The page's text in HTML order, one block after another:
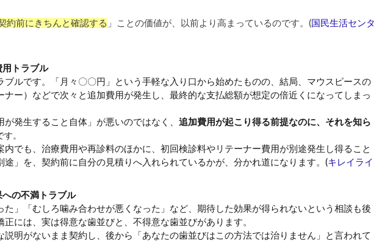
約前にきちんと確認する 」ことの価値が、以前より高まっているのです。(国民生活センタ
用トラブル
ブルです。「月々〇〇円」という手軽な入り口から始めたものの、結局、マウスピースの
ー）などで次々と追加費用が発生し、最終的な支払総額が想定の倍近くになってしまっ
発生すること自体」が悪いのではなく、 追加費用が起こり得る前提なのに、それを知ら
す。
内でも、治療費用や再診料のほかに、初回検診料やリテーナー費用が別途発生し得ること
途」を、契約前に自分の見積りへ入れられているかが、分かれ道になります。(キレイライ
への不満トラブル
た」「むしろ噛み合わせが悪くなった」など、期待した効果が得られないという相談も後
には、実は得意な歯並びと、不得意な歯並びがあります。
説明がないまま契約し、後から「あなたの歯並びはこの方法では治りません」と言われて